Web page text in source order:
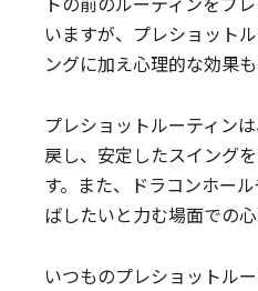
いますが、プレショット
ングに加え心理的な効果も
プレショットルーティン
戻し、安定したスイング
す。また、ドラコンホー
ばしたいと力む場面での
いつものプレショットル